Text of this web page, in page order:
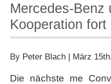
Mercedes-Benz
Kooperation fort
By Peter Blach | März
Die nächste me